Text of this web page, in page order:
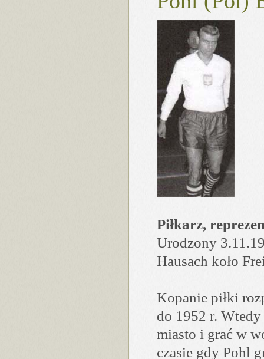
Piłkarz,
Urodzony
Hausach koło
Kopanie piłki
do 1952 r. Wtedy
miasto i grać w
czasie gdy Pohl